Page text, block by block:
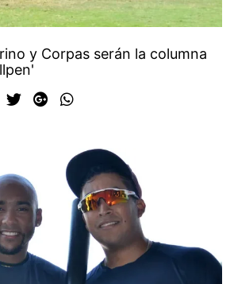
y Corpas serán la columna